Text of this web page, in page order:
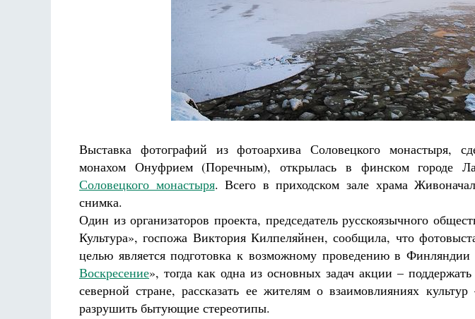
Выставка фотографий из фотоархива Соловецкого монастыря,
монахом Онуфрием (Поречным), открылась в финском городе
Соловецкого монастыря. Всего в приходском зале храма
снимка.
Один из организаторов проекта, председатель русскоязычного
Культура», госпожа Виктория Килпеляйнен, сообщила, что
целью является подготовка к возможному проведению в
Воскресение», тогда как одна из основных задач акции –
северной стране, рассказать ее жителям о взаимовлияниях
разрушить бытующие стереотипы.
Как найти своё место в жизни
Кирилл Мурышев
Великомученик Георгий
святого
Роман Котов